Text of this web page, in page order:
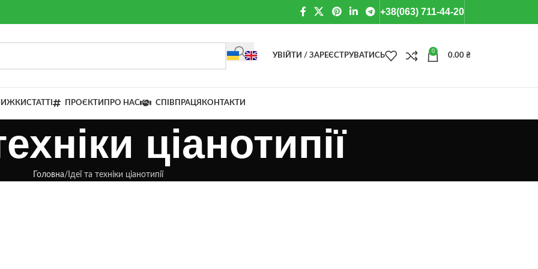
+38(063) 711-44-20
УВІЙТИ / ЗАРЕЄСТРУВАТИСЬ
0
0.00 ₴
СТАТТІ ПРОЄКТИ ПРО НАС СПІВПРАЦЯ КОНТАКТИ
ціанотипії
Головна Ідеї та техніки ціанотипії